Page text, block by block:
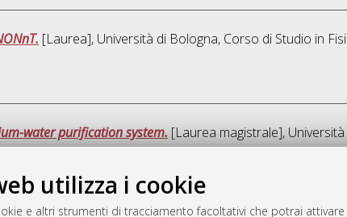
utilizza i cookie
e altri strumenti di tracciamento facoltativi che potrai
[Laurea], Università di Bologna, Corso di Studio in
water purification system. [Laurea magistrale],
Questa lista e' stata